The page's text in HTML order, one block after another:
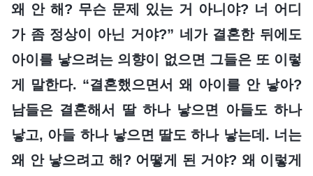
왜 안 해? 무슨 문제 있는 거 아니야? 너 어디
가 좀 정상이 아닌 거야?” 네가 결혼한 뒤에도
아이를 낳으려는 의향이 없으면 그들은 또 이렇
게 말한다. “결혼했으면서 왜 아이를 안 낳아?
남들은 결혼해서 딸 하나 낳으면 아들도 하나
낳고, 아들 하나 낳으면 딸도 하나 낳는데. 너는
왜 안 낳으려고 해? 어떻게 된 거야? 왜 이렇게